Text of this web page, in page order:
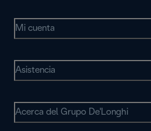
Mi cuenta
Asistencia
Acerca del Grupo De'Longhi